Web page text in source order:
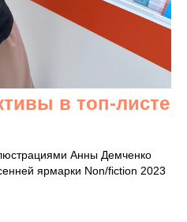
в топ-листе
Анны Демченко
ярмарки Non/fiction 2023